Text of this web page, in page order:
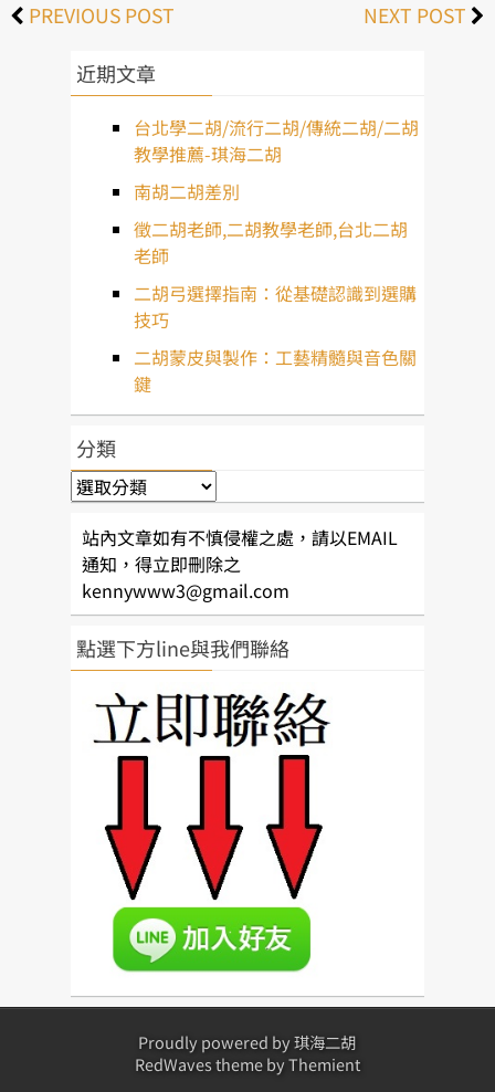
PREVIOUS POST NEXT POST
近期文章
台北學二胡/流行二胡/傳統二胡/二胡
教學推薦-琪海二胡
南胡二胡差別
徵二胡老師,二胡教學老師,台北二胡
老師
二胡弓選擇指南：從基礎認識到選購
技巧
二胡蒙皮與製作：工藝精髓與音色關
鍵
分類
分
類
站內文章如有不慎侵權之處，請以EMAIL
通知，得立即刪除之
kennywww3@gmail.com
點選下方line與我們聯絡
Proudly powered by琪海二胡
RedWaves theme byThemient